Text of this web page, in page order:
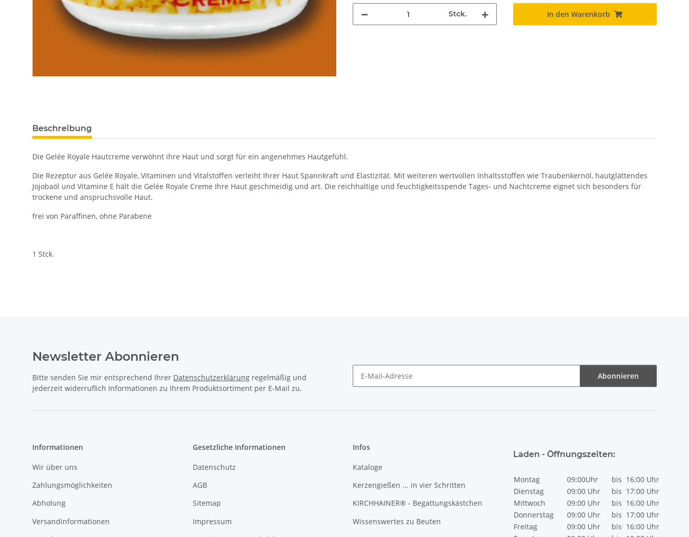
Stck. In den Warenkorb
Beschreibung
Die Gelée Royale Hautcreme verwöhnt ihre Haut und sorgt für ein angenehmes Hautgefühl.
Die Rezeptur aus Gelée Royale, Vitaminen und Vitalstoffen verleiht Ihrer Haut Spannkraft und Elastizität. Mit weiteren wertvollen Inhaltsstoffen wie Traubenkernöl, hautglättendes
Jojobaöl und Vitamine E hält die Gelée Royale Creme Ihre Haut geschmeidig und art. Die reichhaltige und feuchtigkeitsspende Tages- und Nachtcreme eignet sich besonders für
trockene und anspruchsvolle Haut.
frei von Paraffinen, ohne Parabene
1 Stck.
Newsletter Abonnieren
Bitte senden Sie mir entsprechend Ihrer Datenschutzerklärung regelmäßig und
jederzeit widerruflich Informationen zu Ihrem Produktsortiment per E-Mail zu.
Abonnieren
Informationen
Wir über uns
Zahlungsmöglichkeiten
Abholung
Versandinformationen
Gesetzliche Informationen
Datenschutz
AGB
Sitemap
Impressum
Infos
Kataloge
Kerzengießen ... in vier Schritten
KIRCHHAINER® - Begattungskästchen
Wissenswertes zu Beuten
Laden - Öffnungszeiten:
Montag 09:00Uhr bis 16:00 Uhr
Dienstag
09:00 Uhr bis 17:00 Uhr
Mittwoch
09:00 Uhr bis 16:00 Uhr
Donnerstag
09:00 Uhr bis 17:00 Uhr
Freitag
09:00 Uhr bis 16:00 Uhr